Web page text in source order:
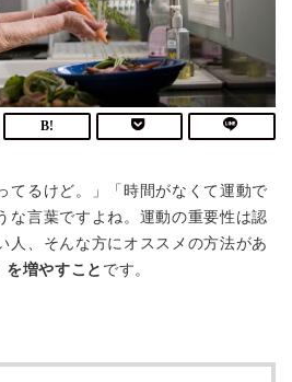
てるけど。」「時間がなくて運動で
な言葉ですよね。運動の重要性は認
人、そんな方にオススメの方法があ
を増やすこと です。